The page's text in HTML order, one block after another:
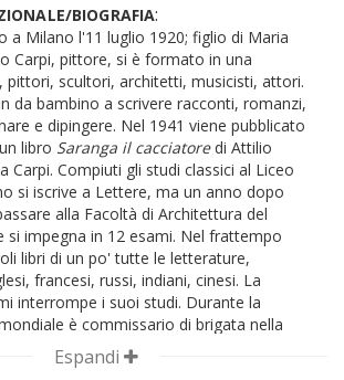
BIOGRAFIA:
a Milano l'11 luglio 1920; figlio di Maria
Carpi, pittore, si è formato in una
pittori, scultori, architetti, musicisti, attori.
da bambino a scrivere racconti, romanzi,
e dipingere. Nel 1941 viene pubblicato
libro Saranga il cacciatoredi Attilio
Carpi. Compiuti gli studi classici al Liceo
si iscrive a Lettere, ma un anno dopo
alla Facoltà di Architettura del
si impegna in 12 esami. Nel frattempo
libri di un po' tutte le letterature,
francesi, russi, indiani, cinesi. La
interrompe i suoi studi. Durante la
è commissario di brigata nella
lotta contro il fascismo coinvolge tutta
Aldo viene deportato a Mauthausen, da
Espandi